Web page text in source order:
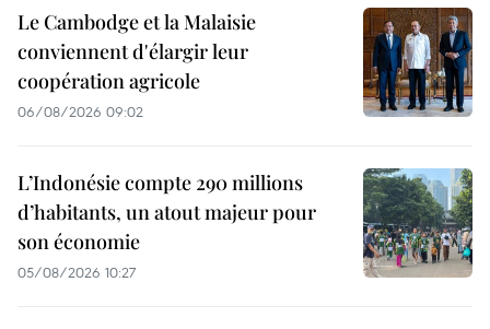
Le Cambodge et la Malaisie
conviennent d'élargir leur
coopération agricole
06/08/2026 09:02
L’Indonésie compte 290 millions
d’habitants, un atout majeur pour
son économie
05/08/2026 10:27